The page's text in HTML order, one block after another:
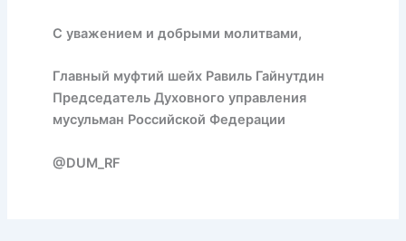
С уважением и добрыми молитвами,
Главный муфтий шейх Равиль Гайнутдин
Председатель Духовного управления
мусульман Российской Федерации
@DUM_RF